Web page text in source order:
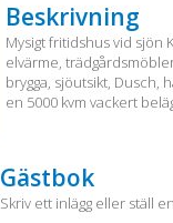
Beskrivning
Mysigt fritidshus vid sjön
elvärme,
brygga, sjöutsikt, Dusch,
en 5000 kvm vackert
Gästbok
Skriv ett inlägg eller ställ